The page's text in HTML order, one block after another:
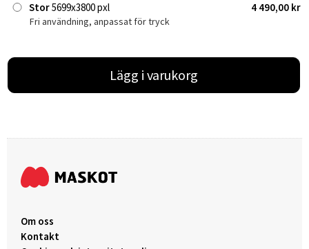
Stor5699x3800 pxl 4 490,00 kr
Fri användning, anpassat för tryck
Lägg i varukorg
Om oss
Kontakt